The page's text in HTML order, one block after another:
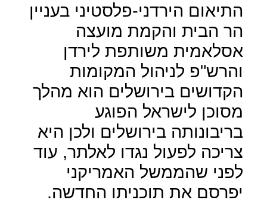
התיאום הירדני-פלסטיני בעניין
הר הבית והקמת מועצה
אסלאמית משותפת לירדן
והרש"פ לניהול המקומות
הקדושים בירושלים הוא מהלך
מסוכן לישראל הפוגע
בריבונותה בירושלים ולכן היא
צריכה לפעול נגדו לאלתר, עוד
לפני שהממשל האמריקני
יפרסם את תוכניתו החדשה.